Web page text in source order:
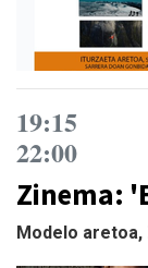
19:15
22:00
Zinema:
Modelo